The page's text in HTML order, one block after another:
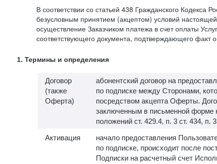
В соответствии со статьей 438 Гражданского Кодекса
безусловным принятием (акцептом) условий
осуществление Заказчиком платежа в счет оплаты
соответствующего документа, подтверждающего факт
1. Термины и определения
Договор
(также
Оферта)
абонентский договор на
по подписке между Сторонами,
посредством акцепта Оферты.
заключенным в письменной форме
положений ст. 429.4, п. 3 ст. 434, п.
Активация
начало предоставления
по подписке, происходит после
Подписки на расчетный счет